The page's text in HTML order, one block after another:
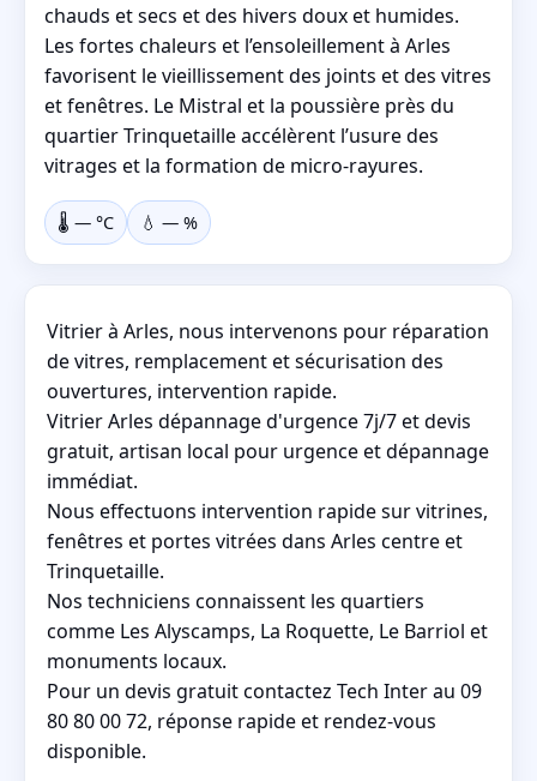
chauds et secs et des hivers doux et humides.
Les fortes chaleurs et l’ensoleillement à Arles
favorisent le vieillissement des joints et des vitres
et fenêtres. Le Mistral et la poussière près du
quartier Trinquetaille accélèrent l’usure des
vitrages et la formation de micro-rayures.
🌡️ — °C 💧 — %
Vitrier à Arles, nous intervenons pour réparation
de vitres, remplacement et sécurisation des
ouvertures, intervention rapide.
Vitrier Arles dépannage d'urgence 7j/7 et devis
gratuit, artisan local pour urgence et dépannage
immédiat.
Nous effectuons intervention rapide sur vitrines,
fenêtres et portes vitrées dans Arles centre et
Trinquetaille.
Nos techniciens connaissent les quartiers
comme Les Alyscamps, La Roquette, Le Barriol et
monuments locaux.
Pour un devis gratuit contactez Tech Inter au 09
80 80 00 72, réponse rapide et rendez-vous
disponible.